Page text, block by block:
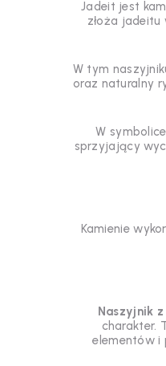
Jadeit jest
złoża
W tym
oraz naturalny
W
sprzyjający
Kamienie
Naszyjnik
charakter.
elementów i